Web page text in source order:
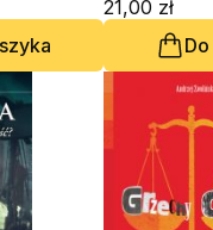
21,00 zł